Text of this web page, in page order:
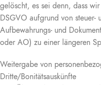
gelöscht, es sei denn, dass
DSGVO aufgrund von steuer-
Aufbewahrungs- und
oder AO) zu einer längeren
Weitergabe von
Dritte/Bonitätsauskünfte